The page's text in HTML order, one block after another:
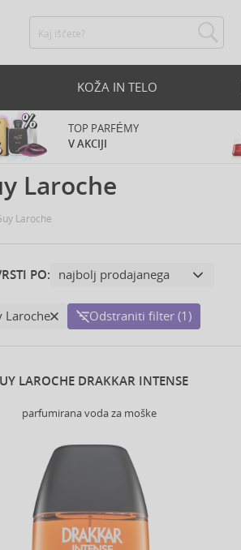
KOŽA IN TELO
TOP PARFÉMY
V AKCIJI
Laroche
Laroche
PO:
Laroche Odstraniti filter (1)
LAROCHE DRAKKAR INTENSE
parfumirana voda za moške